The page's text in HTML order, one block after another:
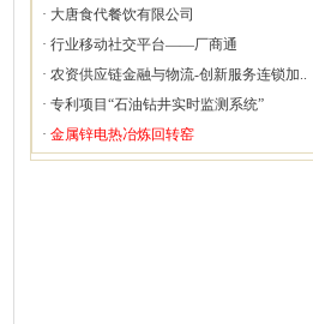
· 大唐食代餐饮有限公司
· 行业移动社交平台——厂商通
· 农资供应链金融与物流-创新服务连锁加..
· 专利项目“石油钻井实时监测系统”
· 金属锌电热冶炼回转窑